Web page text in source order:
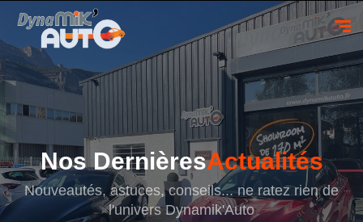
Nos DernièresActualités
Nouveautés, astuces, conseils... ne ratez rien de
l'univers Dynamik'Auto